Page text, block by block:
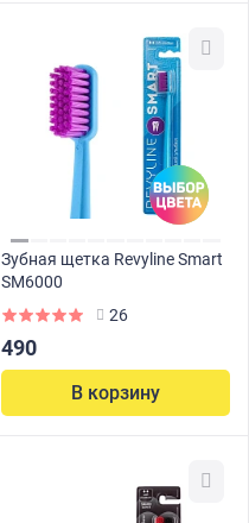
Зубная щетка Revyline Smart
SM6000
26
490
В корзину